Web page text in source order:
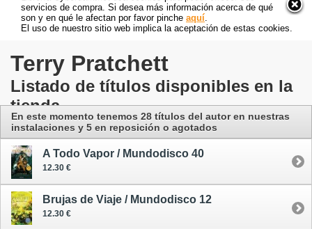
servicios de compra. Si desea más información acerca de qué
son y en qué le afectan por favor pinche aquí
El uso de nuestro sitio web implica la aceptación de estas cookies.
Terry Pratchett
Listado de títulos disponibles en la
tienda
En este momento tenemos 28 títulos del autoren nuestras
instalaciones y 5 en reposición o agotados
A Todo Vapor / Mundodisco 40
12.30 €
Brujas de Viaje / Mundodisco 12
12.30 €